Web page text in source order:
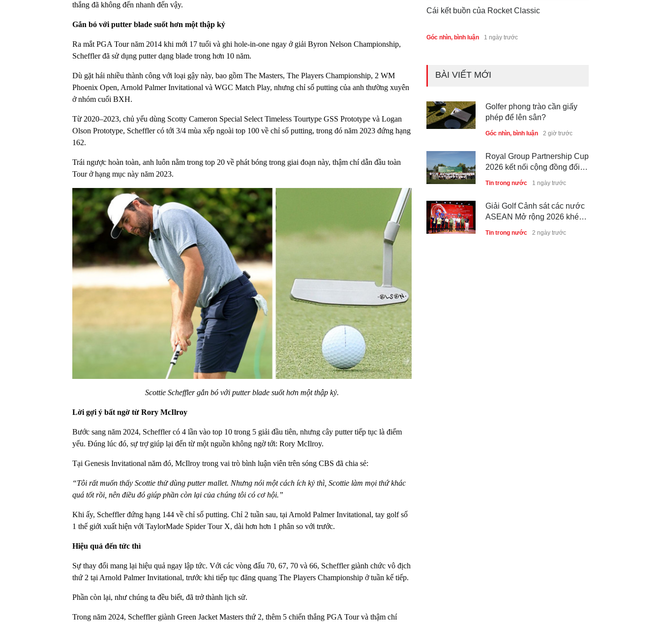
thắng đã không đến nhanh đến vậy.
Gắn bó với putter blade suốt hơn một thập kỷ
Ra mắt PGA Tour năm 2014 khi mới 17 tuổi và ghi hole-in-one ngay ở giải Byron Nelson Championship,
Scheffler đã sử dụng putter dạng blade trong hơn 10 năm.
Dù gặt hái nhiều thành công với loại gậy này, bao gồm The Masters, The Players Championship, 2 WM
Phoenix Open, Arnold Palmer Invitational và WGC Match Play, nhưng chỉ số putting của anh thường xuyên
ở nhóm cuối BXH.
Từ 2020–2023, chủ yếu dùng Scotty Cameron Special Select Timeless Tourtype GSS Prototype và Logan
Olson Prototype, Scheffler có tới 3/4 mùa xếp ngoài top 100 về chỉ số putting, trong đó năm 2023 đứng hạng
162.
Trái ngược hoàn toàn, anh luôn nằm trong top 20 về phát bóng trong giai đoạn này, thậm chí dẫn đầu toàn
Tour ở hạng mục này năm 2023.
Scottie Scheffler gắn bó với putter blade suốt hơn một thập kỷ.
Lời gợi ý bất ngờ từ Rory McIlroy
Bước sang năm 2024, Scheffler có 4 lần vào top 10 trong 5 giải đầu tiên, nhưng cây putter tiếp tục là điểm
yếu. Đúng lúc đó, sự trợ giúp lại đến từ một nguồn không ngờ tới: Rory McIlroy.
Tại Genesis Invitational năm đó, McIlroy trong vai trò bình luận viên trên sóng CBS đã chia sẻ:
“Tôi rất muốn thấy Scottie thử dùng putter mallet. Nhưng nói một cách ích kỷ thì, Scottie làm mọi thứ khác
quá tốt rồi, nên điều đó giúp phần còn lại của chúng tôi có cơ hội.”
Khi ấy, Scheffler đứng hạng 144 về chỉ số putting. Chỉ 2 tuần sau, tại Arnold Palmer Invitational, tay golf số
1 thế giới xuất hiện với TaylorMade Spider Tour X, dài hơn hơn 1 phân so với trước.
Hiệu quả đến tức thì
Sự thay đổi mang lại hiệu quả ngay lập tức. Với các vòng đấu 70, 67, 70 và 66, Scheffler giành chức vô địch
thứ 2 tại Arnold Palmer Invitational, trước khi tiếp tục đăng quang The Players Championship ở tuần kế tiếp.
Phần còn lại, như chúng ta đều biết, đã trở thành lịch sử.
Trong năm 2024, Scheffler giành Green Jacket Masters thứ 2, thêm 5 chiến thắng PGA Tour và thậm chí
Cái kết buồn của Rocket Classic
Góc nhìn, bình luận 1 ngày trước
BÀI VIẾT MỚI
Golfer phong trào cần giấy
phép để lên sân?
Góc nhìn, bình luận 2 giờ trước
Royal Group Partnership Cup
2026 kết nối cộng đồng đối
tác tại Royal Long An Golf &
Country Club
Tin trong nước 1 ngày trước
Giải Golf Cảnh sát các nước
ASEAN Mở rộng 2026 khép
lại thành công, thúc đẩy giao
lưu và hợp tác quốc tế
Tin trong nước 2 ngày trước